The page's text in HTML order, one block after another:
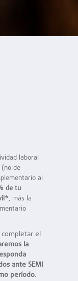
laboral
de
al
de tu
, más la
el
la
ante SEMI
período.